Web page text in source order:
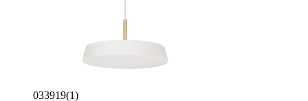
033919(1)